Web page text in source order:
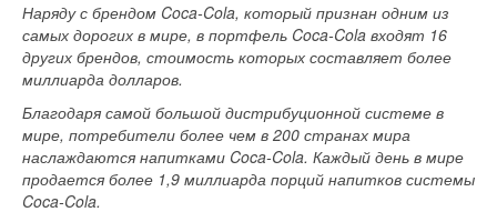
Наряду с брендом Coca-Cola, который признан одним из
самых дорогих в мире, в портфель Coca-Cola входят 16
других брендов, стоимость которых составляет более
миллиарда долларов.
Благодаря самой большой дистрибуционной системе в
мире, потребители более чем в 200 странах мира
наслаждаются напитками Coca-Cola. Каждый день в мире
продается более 1,9 миллиарда порций напитков системы
Coca-Cola.